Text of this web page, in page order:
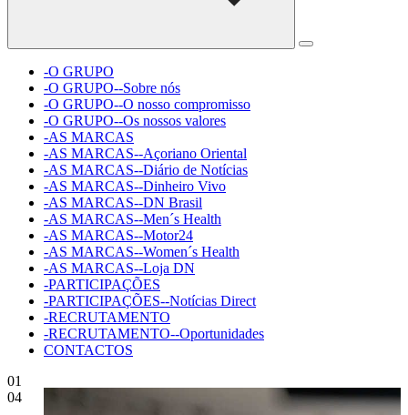
-O GRUPO
-O GRUPO--Sobre nós
-O GRUPO--O nosso compromisso
-O GRUPO--Os nossos valores
-AS MARCAS
-AS MARCAS--Açoriano Oriental
-AS MARCAS--Diário de Notícias
-AS MARCAS--Dinheiro Vivo
-AS MARCAS--DN Brasil
-AS MARCAS--Men´s Health
-AS MARCAS--Motor24
-AS MARCAS--Women´s Health
-AS MARCAS--Loja DN
-PARTICIPAÇÕES
-PARTICIPAÇÕES--Notícias Direct
-RECRUTAMENTO
-RECRUTAMENTO--Oportunidades
CONTACTOS
01
04